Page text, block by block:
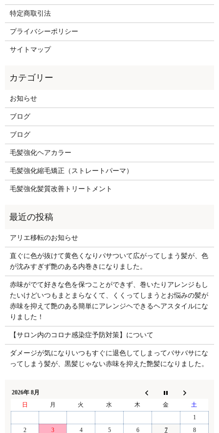
特定商取引法
プライバシーポリシー
サイトマップ
お知らせ
ブログ
ブログ
毛髪強化ヘアカラー
毛髪強化縮毛矯正（ストレートパーマ）
毛髪強化髪質改善トリートメント
アリエ移転のお知らせ
直ぐに色が抜けて黄色くなりパサついて広がってしまう髪が、色
が沈みすぎず艶のある内巻きになりました。
赤味がでて好きな色を保つことができず、巻いたりアレンジもし
たいけどいつもまとまらなくて、くくってしまうとお悩みの髪が
赤味を抑えて艶のある簡単にアレンジヘできるヘアスタイルにな
りました！
【サロン内のコロナ感染症予防対策】について
ダメージが気になりいつもすぐに退色してしまってバサバサにな
ってしまう髪が、黒髪じゃない赤味を抑えた艶髪になりました。
2026年 8月
日
月 火 水 木 金
土
1
2
3 4 5 6 7 8